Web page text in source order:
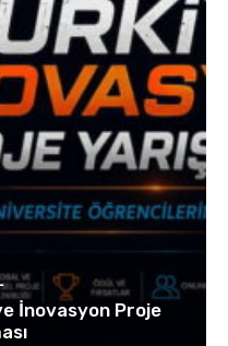
İnovasyon Proje